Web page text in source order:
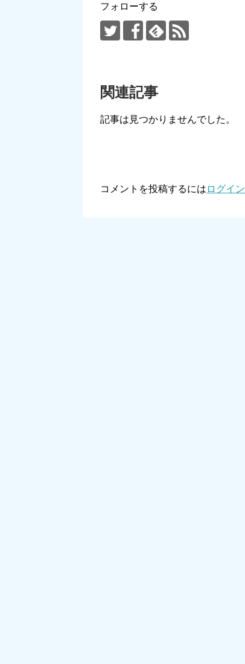
フォローする
関連記事
記事は見つかりませんでした。
コメントを投稿するには ログイン